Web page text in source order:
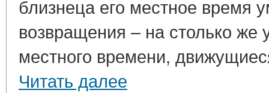
близнеца его местное время
возвращения – на столько же
местного времени,
Читать далее